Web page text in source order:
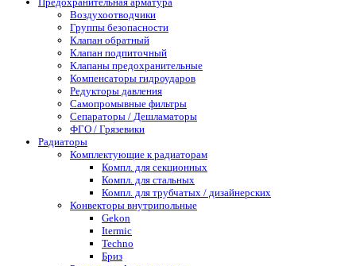
Воздухоотводчики
Группы безопасности
Клапан обратный
Клапан подпиточный
Клапаны предохранительные
Компенсаторы гидроударов
Редукторы давления
Самопромывные фильтры
Сепараторы / Дешламаторы
ФГО / Грязевики
Радиаторы
Комплектующие к радиаторам
Компл. для секционных
Компл. для стальных
Компл. для трубчатых / дизайнерских
Конвекторы внутрипольные
Gekon
Itermic
Techno
Бриз